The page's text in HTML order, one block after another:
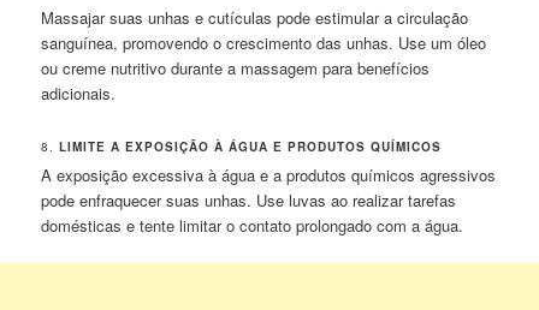
Massajar suas unhas e cutículas pode estimular a circulação
sanguínea, promovendo o crescimento das unhas. Use um óleo
ou creme nutritivo durante a massagem para benefícios
adicionais.
8.LIMITE A EXPOSIÇÃO À ÁGUA E PRODUTOS QUÍMICOS
A exposição excessiva à água e a produtos químicos agressivos
pode enfraquecer suas unhas. Use luvas ao realizar tarefas
domésticas e tente limitar o contato prolongado com a água.